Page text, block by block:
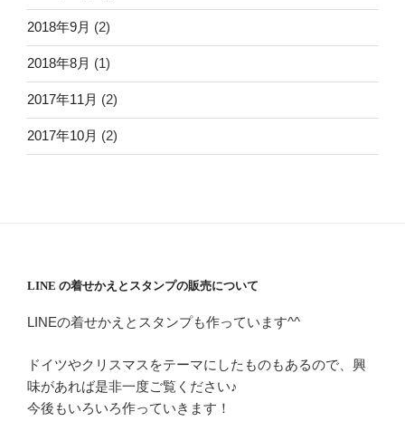
2018年9月 (2)
2018年8月 (1)
2017年11月 (2)
2017年10月 (2)
LINE の着せかえとスタンプの販売について
LINEの着せかえとスタンプも作っています^^
ドイツやクリスマスをテーマにしたものもあるので、興
味があれば是非一度ご覧ください♪
今後もいろいろ作っていきます！